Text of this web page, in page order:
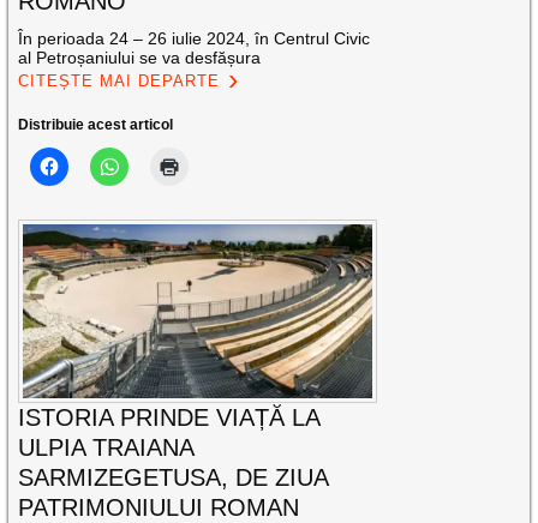
În perioada 24 – 26 iulie 2024, în Centrul Civic
al Petroșaniului se va desfășura
CITEȘTE MAI DEPARTE
Distribuie acest articol
ISTORIA PRINDE VIAȚĂ LA
ULPIA TRAIANA
SARMIZEGETUSA, DE ZIUA
PATRIMONIULUI ROMAN